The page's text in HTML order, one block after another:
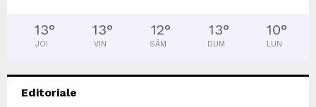
13°
JOI
13°
VIN
12°
SÂM
13°
DUM
10°
LUN
Editoriale